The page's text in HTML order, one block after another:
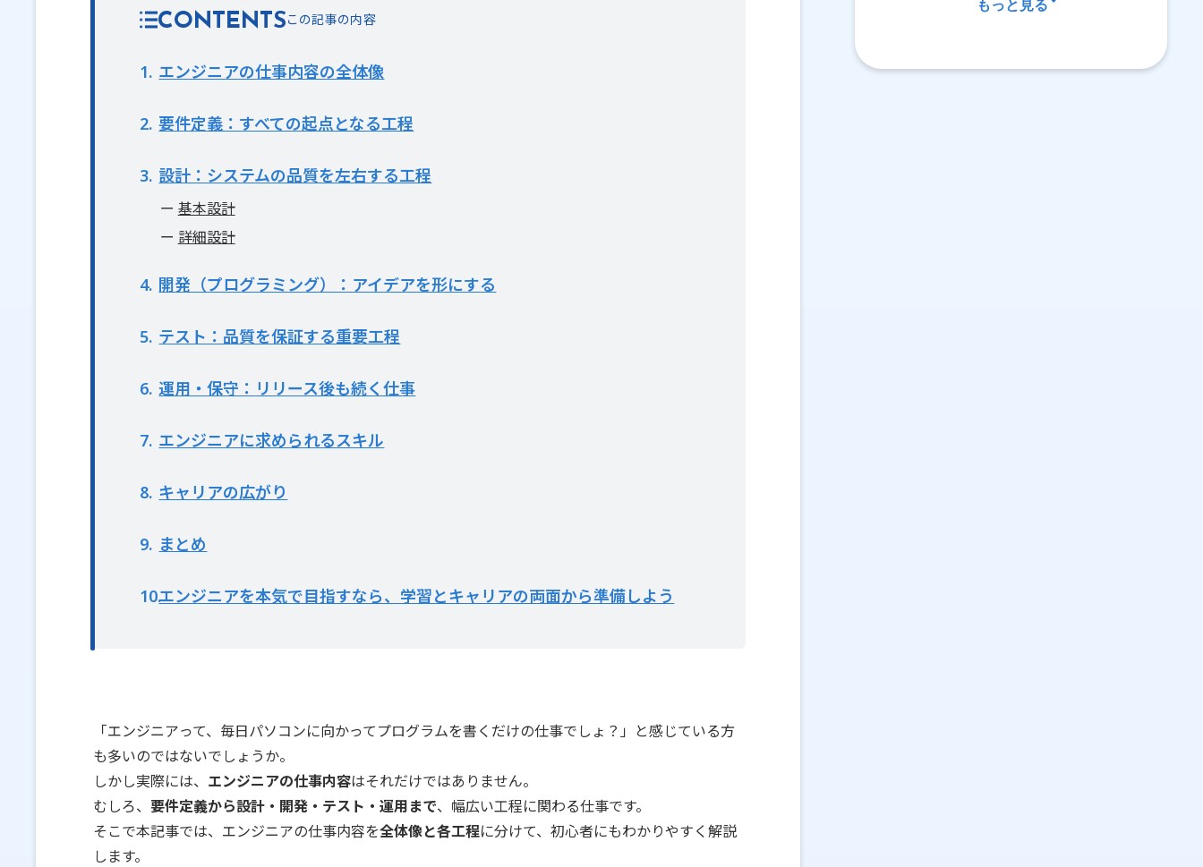
CONTENTS
1 エンジニアの仕事内容の全体像
2 要件定義：すべての起点となる工程
3 設計：システムの品質を左右する工程
基本設計
詳細設計
4 開発（プログラミング）：アイデアを形にする
5 テスト：品質を保証する重要工程
6 運用・保守：リリース後も続く仕事
7 エンジニアに求められるスキル
8 キャリアの広がり
9 まとめ
10エンジニアを本気で目指すなら、学習とキャリアの両面から準備しよう
「エンジニアって、毎日パソコンに向かってプログラムを書くだけの仕事でしょ？」と感じている方
も多いのではないでしょうか。
しかし実際には、 エンジニアの仕事内容はそれだけではありません。
むしろ、 要件定義から設計・開発・テスト・運用まで、幅広い工程に関わる仕事です。
そこで本記事では、エンジニアの仕事内容を全体像と各工程に分けて、初心者にもわかりやすく解説
します。
もっと見る